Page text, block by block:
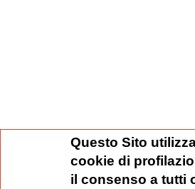
Questo Sito
cookie di
il consenso a tutti